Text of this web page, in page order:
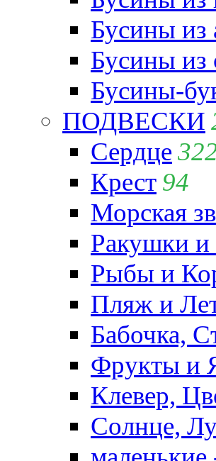
Бусины из
Бусины из
Бусины-
ПОДВЕСКИ
Сердце
Крест 94
Морская
Ракушки
Рыбы и
Пляж и
Бабочка,
Фрукты и
Клевер,
Солнце,